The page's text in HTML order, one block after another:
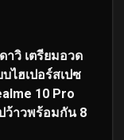
วิ เตรียมอวด
ไฮเปอร์สเปซ
10 Pro
ว้าวพร้อมกัน 8